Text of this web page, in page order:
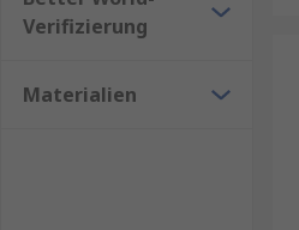
Verifizierung
Materialien